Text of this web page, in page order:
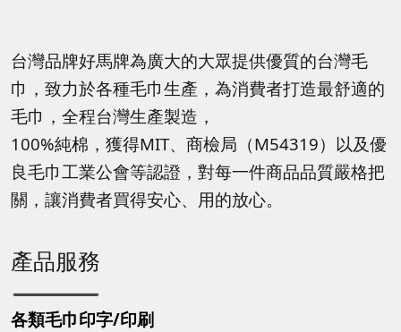
台灣品牌好馬牌為廣大的大眾提供優質的台灣毛
巾，致力於各種毛巾生產，為消費者打造最舒適的
毛巾，全程台灣生產製造，
100%純棉，獲得MIT、商檢局（M54319）以及優
良毛巾工業公會等認證，對每一件商品品質嚴格把
關，讓消費者買得安心、用的放心。
產品服務
各類毛巾印字/印刷